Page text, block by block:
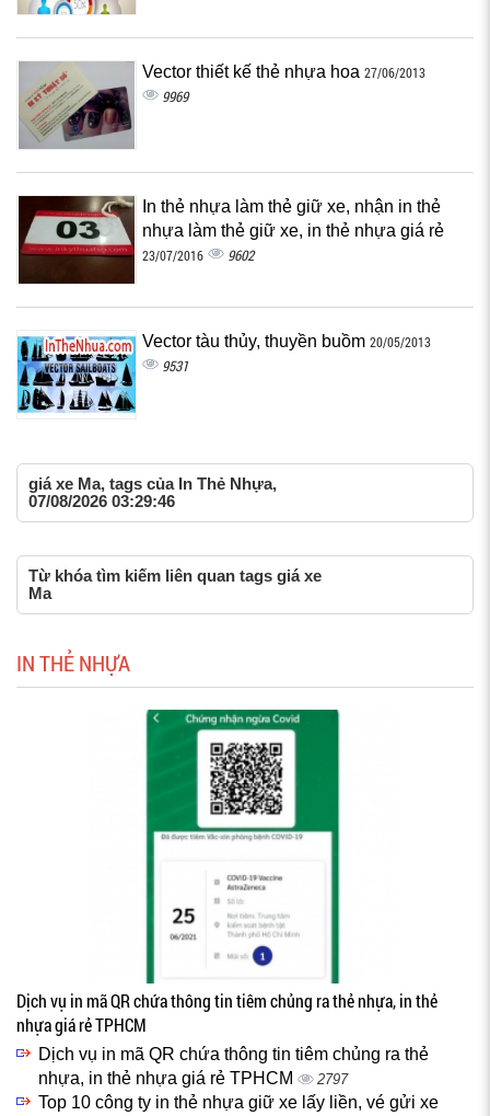
Vector thiết kế thẻ nhựa hoa 27/06/2013
9969
In thẻ nhựa làm thẻ giữ xe, nhận in thẻ
nhựa làm thẻ giữ xe, in thẻ nhựa giá rẻ
23/07/2016 9602
Vector tàu thủy, thuyền buồm 20/05/2013
9531
giá xe Ma, tags của In Thẻ Nhựa,
07/08/2026 03:29:46
Từ khóa tìm kiếm liên quan tags giá xe
Ma
IN THẺ NHỰA
Dịch vụ in mã QR chứa thông tin tiêm chủng ra thẻ nhựa, in thẻ
nhựa giá rẻ TPHCM
Dịch vụ in mã QR chứa thông tin tiêm chủng ra thẻ
nhựa, in thẻ nhựa giá rẻ TPHCM
2797
Top 10 công ty in thẻ nhựa giữ xe lấy liền, vé gửi xe